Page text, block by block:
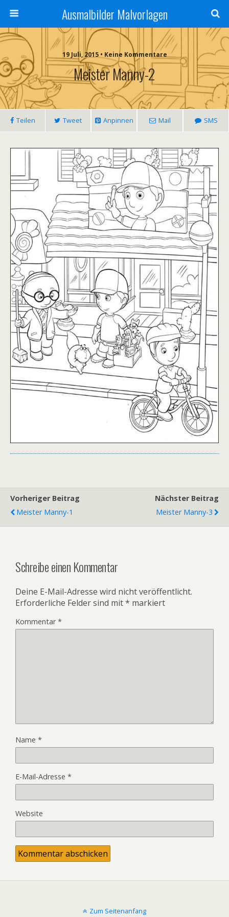
Ausmalbilder Malvorlagen
19 Juli, 2015 • Keine Kommentare
Meister Manny-2
Teilen Tweet Anpinnen Mail SMS
Vorheriger Beitrag
Meister Manny-1
Nächster Beitrag
Meister Manny-3
Schreibe einen Kommentar
Deine E-Mail-Adresse wird nicht veröffentlicht.
Erforderliche Felder sind mit* markiert
Kommentar*
Name *
E-Mail-Adresse *
Website
Zum Seitenanfang